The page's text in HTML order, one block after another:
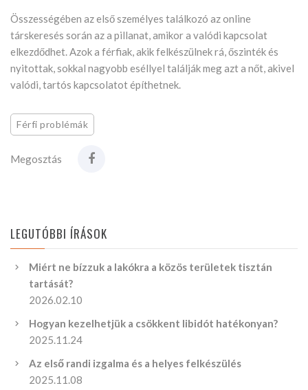
Összességében az első személyes találkozó az online
társkeresés során az a pillanat, amikor a valódi kapcsolat
elkezdődhet. Azok a férfiak, akik felkészülnek rá, őszinték és
nyitottak, sokkal nagyobb eséllyel találják meg azt a nőt, akivel
valódi, tartós kapcsolatot építhetnek.
Férfi problémák
Megosztás
LEGUTÓBBI ÍRÁSOK
Miért ne bízzuk a lakókra a közös területek tisztán
tartását?
2026.02.10
Hogyan kezelhetjük a csökkent libidót hatékonyan?
2025.11.24
Az első randi izgalma és a helyes felkészülés
2025.11.08